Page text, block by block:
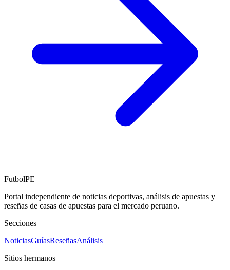
FutbolPE
Portal independiente de noticias deportivas, análisis de apuestas y
reseñas de casas de apuestas para el mercado peruano.
Secciones
NoticiasGuíasReseñasAnálisis
Sitios hermanos